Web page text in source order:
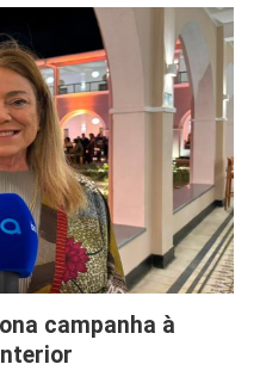
campanha à